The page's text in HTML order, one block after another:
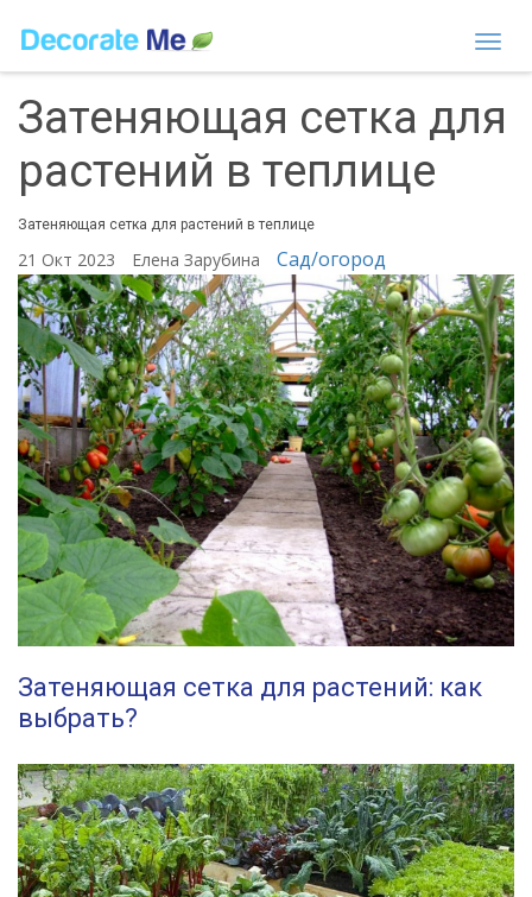
Затеняющая сетка для
растений в теплице
Затеняющая сетка для растений в теплице
21 Окт 2023 Елена Зарубина Сад/огород
Затеняющая сетка для растений: как
выбрать?